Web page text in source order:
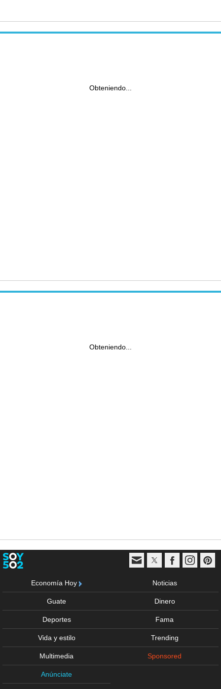
Obteniendo...
Obteniendo...
Economía Hoy Noticias
Guate Dinero
Deportes Fama
Vida y estilo Trending
Multimedia Sponsored
Anúnciate